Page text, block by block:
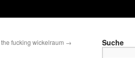
the fucking wickelraum → Suche